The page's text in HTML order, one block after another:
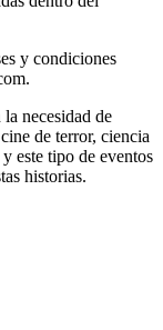
y condiciones
necesidad de
de terror, ciencia
este tipo de eventos
historias.